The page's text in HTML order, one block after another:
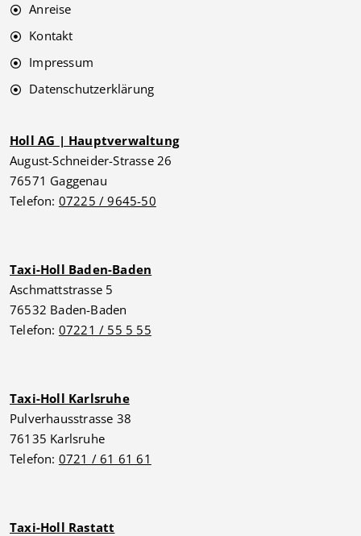
Anreise
Kontakt
Impressum
Datenschutzerklärung
Holl AG | Hauptverwaltung
August-Schneider-Strasse 26
76571 Gaggenau
Telefon: 07225 / 9645-50
Taxi-Holl Baden-Baden
Aschmattstrasse 5
76532 Baden-Baden
Telefon: 07221 / 55 5 55
Taxi-Holl Karlsruhe
Pulverhausstrasse 38
76135 Karlsruhe
Telefon: 0721 / 61 61 61
Taxi-Holl Rastatt